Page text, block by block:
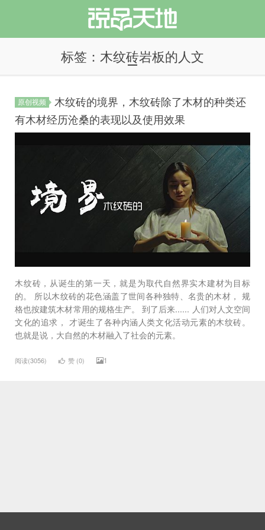
说品天地
标签：木纹砖岩板的人文
原创视频
木纹砖的境界，木纹砖除了木材的种类还
有木材经历沧桑的表现以及使用效果
木纹砖，从诞生的第一天，就是为取代自然界实木建材为目标
的。 所以木纹砖的花色涵盖了世间各种独特、名贵的木材， 规
格也按建筑木材常用的规格生产。 到了后来...... 人们对人文空间
文化的追求， 才诞生了各种内涵人类文化活动元素的木纹砖。
也就是说，大自然的木材融入了社会的元素。
阅读(3056) 赞 (0) 1